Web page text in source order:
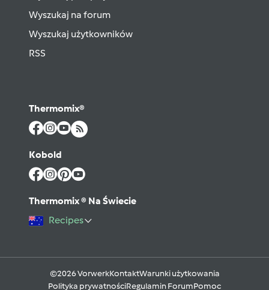
Wyszukaj na forum
Wyszukaj użytkowników
RSS
Thermomix®
Kobold
Thermomix ® Na Świecie
Recipes
©2026 VorwerkKontaktWarunki użytkowania
Polityka prywatnościRegulamin ForumPomoc